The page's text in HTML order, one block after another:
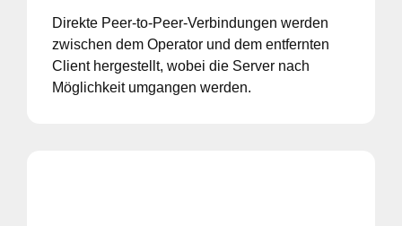
Direkte Peer-to-Peer-Verbindungen werden
zwischen dem Operator und dem entfernten
Client hergestellt, wobei die Server nach
Möglichkeit umgangen werden.